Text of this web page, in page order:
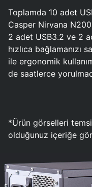
Toplamda 10 adet
Casper Nirvana
2 adet USB3.2 ve 2
hızlıca bağlamanızı
ile ergonomik
de saatlerce
*Ürün görselleri
olduğunuz içeriğe